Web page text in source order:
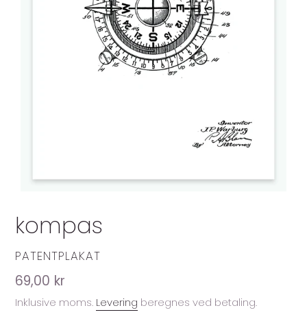
kompas
FORHANDLER
PATENTPLAKAT
Normalpris
69,00 kr
Inklusive moms. Levering beregnes ved betaling.